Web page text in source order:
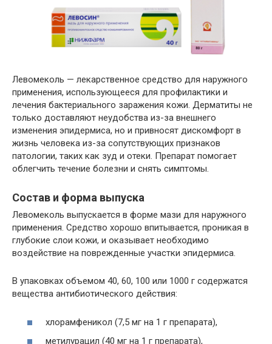
Левомеколь — лекарственное средство для наружного
применения, использующееся для профилактики и
лечения бактериального заражения кожи. Дерматиты не
только доставляют неудобства из-за внешнего
изменения эпидермиса, но и привносят дискомфорт в
жизнь человека из-за сопутствующих признаков
патологии, таких как зуд и отеки. Препарат помогает
облегчить течение болезни и снять симптомы.
Состав и форма выпуска
Левомеколь выпускается в форме мази для наружного
применения. Средство хорошо впитывается, проникая в
глубокие слои кожи, и оказывает необходимо
воздействие на поврежденные участки эпидермиса.
В упаковках объемом 40, 60, 100 или 1000 г содержатся
вещества антибиотического действия:
хлорамфеникол (7,5 мг на 1 г препарата),
метилурацил (40 мг на 1 г препарата),